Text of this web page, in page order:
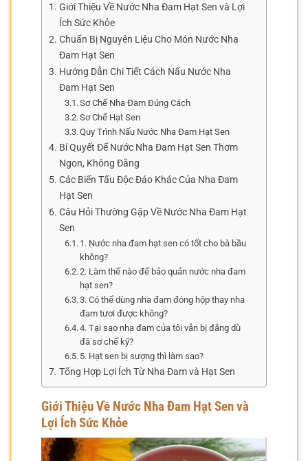
Giới Thiệu Về Nước Nha Đam Hạt Sen và Lợi
Ích Sức Khỏe
Chuẩn Bị Nguyên Liệu Cho Món Nước Nha
Đam Hạt Sen
Hướng Dẫn Chi Tiết Cách Nấu Nước Nha
Đam Hạt Sen
Sơ Chế Nha Đam Đúng Cách
Sơ Chế Hạt Sen
Quy Trình Nấu Nước Nha Đam Hạt Sen
Bí Quyết Để Nước Nha Đam Hạt Sen Thơm
Ngon, Không Đắng
Các Biến Tấu Độc Đáo Khác Của Nha Đam
Hạt Sen
Câu Hỏi Thường Gặp Về Nước Nha Đam Hạt
Sen
1. Nước nha đam hạt sen có tốt cho bà bầu
không?
2. Làm thế nào để bảo quản nước nha đam
hạt sen?
3. Có thể dùng nha đam đóng hộp thay nha
đam tươi được không?
4. Tại sao nha đam của tôi vẫn bị đắng dù
đã sơ chế kỹ?
5. Hạt sen bị sượng thì làm sao?
Tổng Hợp Lợi Ích Từ Nha Đam và Hạt Sen
Giới Thiệu Về Nước Nha Đam Hạt Sen và
Lợi Ích Sức Khỏe